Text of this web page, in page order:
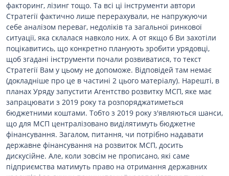
факторинг, лізинг тощо. Та всі ці інструменти автори
Стратегії фактично лише перерахували, не напружуючи
себе аналізом переваг, недоліків та загальної ринкової
ситуації, яка склалася навколо них. А от якщо б Ви захотіли
поцікавитись, що конкретно планують зробити урядовці,
щоб згадані інструменти почали розвиватися, то текст
Стратегії Вам у цьому не допоможе. Відповідей там немає
(докладніше про це в частині 2 цього матеріалу). Нарешті, в
планах Уряду запустити Агентство розвитку МСП, яке має
запрацювати з 2019 року та розпоряджатиметься
бюджетними коштами. Тобто з 2019 року з'являються шанси,
що для МСП централізовано виділятимуть бюджетне
фінансування. Загалом, питання, чи потрібно надавати
державне фінансування на розвиток МСП, досить
дискусійне. Але, коли зовсім не прописано, які саме
підприємства матимуть право на отримання державних